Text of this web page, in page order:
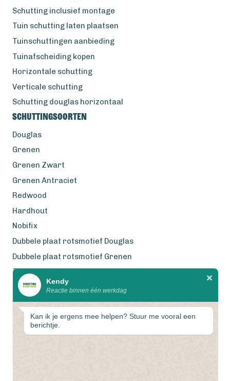
Schutting inclusief montage
Tuin schutting laten plaatsen
Tuinschuttingen aanbieding
Tuinafscheiding kopen
Horizontale schutting
Verticale schutting
Schutting douglas horizontaal
Schuttingsoorten
Douglas
Grenen
Grenen Zwart
Grenen Antraciet
Redwood
Hardhout
Nobifix
Dubbele plaat rotsmotief Douglas
Dubbele plaat rotsmotief Grenen
Zweeds Rabat Douglas
Wij werken met eerlijke
gecertificeerde houtsoorten
Kendy
Reactie binnen één werkdag
Kan ik je ergens mee helpen? Stuur me vooral een
berichtje.